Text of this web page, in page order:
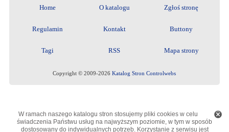
Home O katalogu Zgłoś stronę
Regulamin Kontakt Buttony
Tagi RSS Mapa strony
Copyright © 2009-2026Katalog Stron Controlwebs
W ramach naszego katalogu stron stosujemy pliki cookies w celu
świadczenia Państwu usług na najwyższym poziomie, w tym w sposób
dostosowany do indywidualnych potrzeb. Korzystanie z serwisu jest